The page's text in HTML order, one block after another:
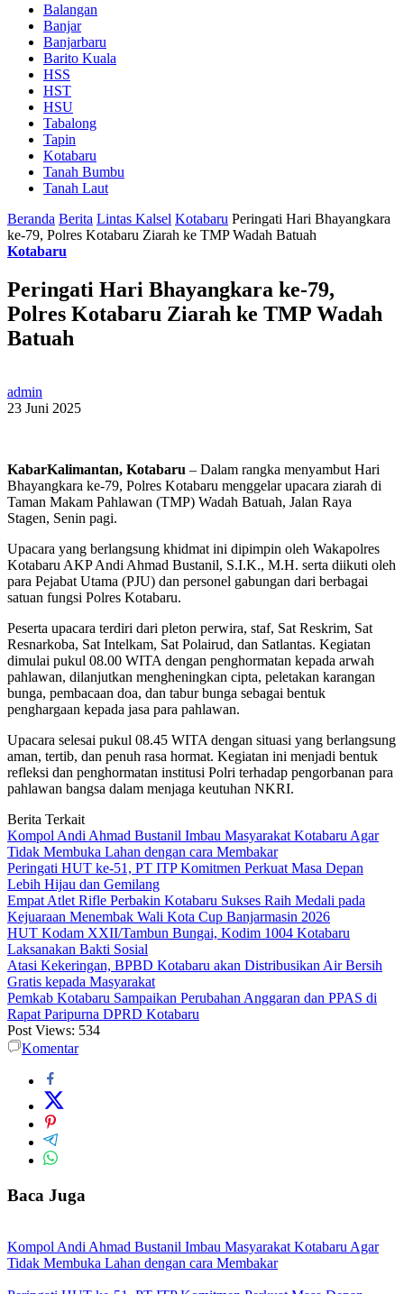
Balangan
Banjar
Banjarbaru
Barito Kuala
HSS
HST
HSU
Tabalong
Tapin
Kotabaru
Tanah Bumbu
Tanah Laut
Beranda Berita Lintas Kalsel Kotabaru Peringati Hari Bhayangkara
ke-79, Polres Kotabaru Ziarah ke TMP Wadah Batuah
Kotabaru
Peringati Hari Bhayangkara ke-79,
Polres Kotabaru Ziarah ke TMP Wadah
Batuah
admin
23 Juni 2025
KabarKalimantan, Kotabaru – Dalam rangka menyambut Hari
Bhayangkara ke-79, Polres Kotabaru menggelar upacara ziarah di
Taman Makam Pahlawan (TMP) Wadah Batuah, Jalan Raya
Stagen, Senin pagi.
Upacara yang berlangsung khidmat ini dipimpin oleh Wakapolres
Kotabaru AKP Andi Ahmad Bustanil, S.I.K., M.H. serta diikuti oleh
para Pejabat Utama (PJU) dan personel gabungan dari berbagai
satuan fungsi Polres Kotabaru.
Peserta upacara terdiri dari pleton perwira, staf, Sat Reskrim, Sat
Resnarkoba, Sat Intelkam, Sat Polairud, dan Satlantas. Kegiatan
dimulai pukul 08.00 WITA dengan penghormatan kepada arwah
pahlawan, dilanjutkan mengheningkan cipta, peletakan karangan
bunga, pembacaan doa, dan tabur bunga sebagai bentuk
penghargaan kepada jasa para pahlawan.
Upacara selesai pukul 08.45 WITA dengan situasi yang berlangsung
aman, tertib, dan penuh rasa hormat. Kegiatan ini menjadi bentuk
refleksi dan penghormatan institusi Polri terhadap pengorbanan para
pahlawan bangsa dalam menjaga keutuhan NKRI.
Berita Terkait
Kompol Andi Ahmad Bustanil Imbau Masyarakat Kotabaru Agar
Tidak Membuka Lahan dengan cara Membakar
Peringati HUT ke-51, PT ITP Komitmen Perkuat Masa Depan
Lebih Hijau dan Gemilang
Empat Atlet Rifle Perbakin Kotabaru Sukses Raih Medali pada
Kejuaraan Menembak Wali Kota Cup Banjarmasin 2026
HUT Kodam XXII/Tambun Bungai, Kodim 1004 Kotabaru
Laksanakan Bakti Sosial
Atasi Kekeringan, BPBD Kotabaru akan Distribusikan Air Bersih
Gratis kepada Masyarakat
Pemkab Kotabaru Sampaikan Perubahan Anggaran dan PPAS di
Rapat Paripurna DPRD Kotabaru
Post Views: 534
Komentar
Baca Juga
Kompol Andi Ahmad Bustanil Imbau Masyarakat Kotabaru Agar
Tidak Membuka Lahan dengan cara Membakar